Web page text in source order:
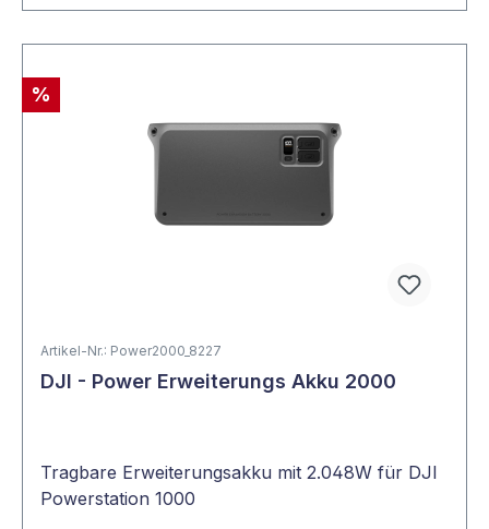
%
Artikel-Nr.: Power2000_8227
DJI - Power Erweiterungs Akku 2000
Tragbare Erweiterungsakku mit 2.048W für DJI
Powerstation 1000